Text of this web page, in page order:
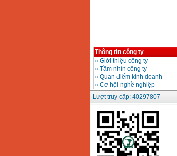
Máy khoan Bosch
GSB 16RE (750W)
Giá:1850000
Động cơ xăng Honda
GX160 (5.5HP)
Giá:7200000VND
Máy mài 100mm
Makita 9553B (710W)
Giá:1296000
Thông tin công ty
» Giới thiệu công ty
» Tầm nhìn công ty
» Quan điểm kinh doanh
» Cơ hội nghề nghiệp
Lượt truy cập: 40297807